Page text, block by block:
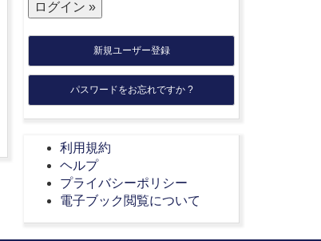
新規ユーザー登録
パスワードをお忘れですか ?
利用規約
ヘルプ
プライバシーポリシー
電子ブック閲覧について